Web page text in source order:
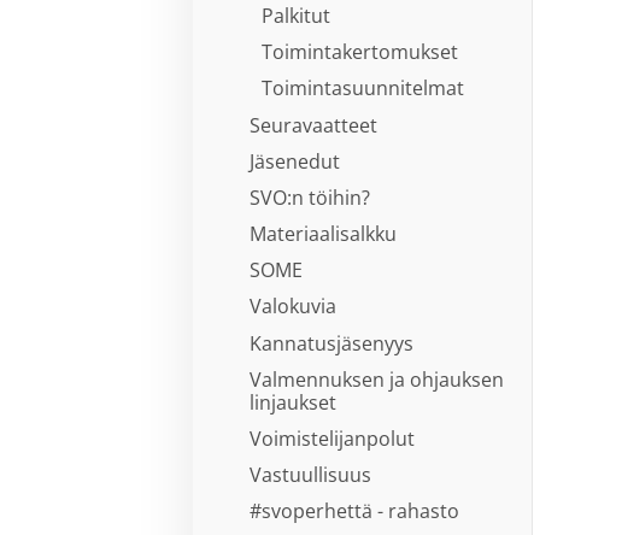
Palkitut
Toimintakertomukset
Toimintasuunnitelmat
Seuravaatteet
Jäsenedut
SVO:n töihin?
Materiaalisalkku
SOME
Valokuvia
Kannatusjäsenyys
Valmennuksen ja ohjauksen
linjaukset
Voimistelijanpolut
Vastuullisuus
#svoperhettä - rahasto